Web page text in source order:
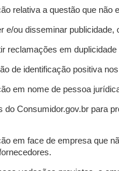
relativa a questão que não
e/ou disseminar
reclamações em
de identificação positiva
em nome de pessoa
do Consumidor.gov.br para
em face de empresa que